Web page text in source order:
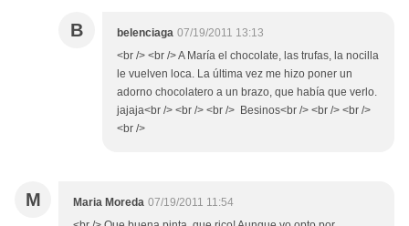
B belenciaga 07/19/2011 13:13
<br /> <br /> A María el chocolate, las trufas, la nocilla
le vuelven loca. La última vez me hizo poner un
adorno chocolatero a un brazo, que había que verlo.
jajaja<br /> <br /> <br /> Besinos<br /> <br /> <br />
<br />
M Maria Moreda 07/19/2011 11:54